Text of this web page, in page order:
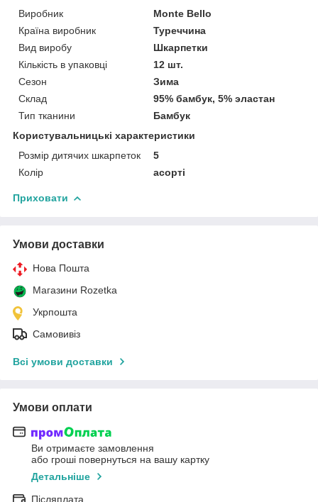
Виробник
Monte Bello
Країна виробник
Туреччина
Вид виробу
Шкарпетки
Кількість в упаковці
12 шт.
Сезон
Зима
Склад
95% бамбук, 5% эластан
Тип тканини
Бамбук
Користувальницькі характеристики
Розмір дитячих шкарпеток
5
Колір
асорті
Приховати
Умови доставки
Нова Пошта
Магазини Rozetka
Укрпошта
Самовивіз
Всі умови доставки
Умови оплати
Ви отримаєте замовлення
або гроші повернуться на вашу картку
Детальніше
Післяплата